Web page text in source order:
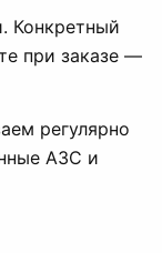
Конкретный
при заказе —
регулярно
АЗС и